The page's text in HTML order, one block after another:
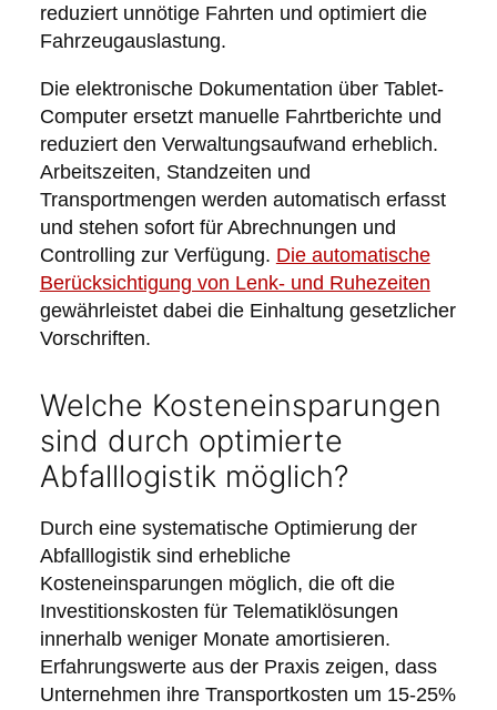
reduziert unnötige Fahrten und optimiert die
Fahrzeugauslastung.
Die elektronische Dokumentation über Tablet-
Computer ersetzt manuelle Fahrtberichte und
reduziert den Verwaltungsaufwand erheblich.
Arbeitszeiten, Standzeiten und
Transportmengen werden automatisch erfasst
und stehen sofort für Abrechnungen und
Controlling zur Verfügung. Die automatische
Berücksichtigung von Lenk- und Ruhezeiten
gewährleistet dabei die Einhaltung gesetzlicher
Vorschriften.
Welche Kosteneinsparungen
sind durch optimierte
Abfalllogistik möglich?
Durch eine systematische Optimierung der
Abfalllogistik sind erhebliche
Kosteneinsparungen möglich, die oft die
Investitionskosten für Telematiklösungen
innerhalb weniger Monate amortisieren.
Erfahrungswerte aus der Praxis zeigen, dass
Unternehmen ihre Transportkosten um 15-25%